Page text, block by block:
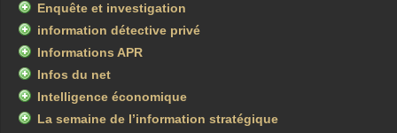
Enquête et investigation
information détective privé
Informations APR
Infos du net
Intelligence économique
La semaine de l’information stratégique